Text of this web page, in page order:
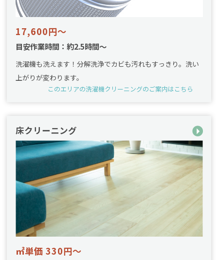
17,600円～
目安作業時間：約2.5時間～
洗濯機も洗えます！分解洗浄でカビも汚れもすっきり。洗い
上がりが変わります。
このエリアの洗濯機クリーニングのご案内はこちら
床クリーニング
㎡単価 330円～